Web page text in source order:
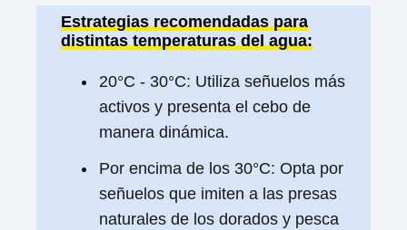
Estrategias recomendadas para
distintas temperaturas del agua:
20°C - 30°C: Utiliza señuelos más
activos y presenta el cebo de
manera dinámica.
Por encima de los 30°C: Opta por
señuelos que imiten a las presas
naturales de los dorados y pesca